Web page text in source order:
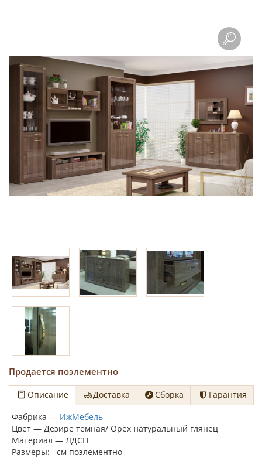
Продается поэлементно
Описание Доставка Сборка
Гарантия
Фабрика — ИжМебель
Цвет — Дезире темная/ Орех натуральный глянец
Материал — ЛДСП
Размеры: см поэлементно